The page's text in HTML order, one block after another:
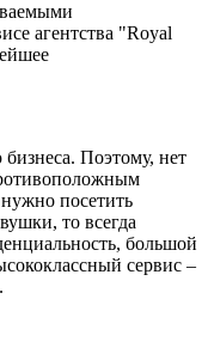
агентства "Royal
Поэтому, нет
посетить
то всегда
большой
сервис –